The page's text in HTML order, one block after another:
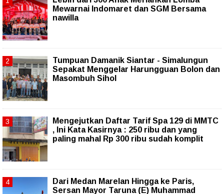
Mewarnai Indomaret dan SGM Bersama
nawilla
Tumpuan Damanik Siantar - Simalungun
Sepakat Menggelar Harungguan Bolon dan
Masombuh Sihol
Mengejutkan Daftar Tarif Spa 129 di MMTC
, Ini Kata Kasirnya : 250 ribu dan yang
paling mahal Rp 300 ribu sudah komplit
‎Dari Medan Marelan Hingga ke Paris,
Sersan Mayor Taruna (E) Muhammad